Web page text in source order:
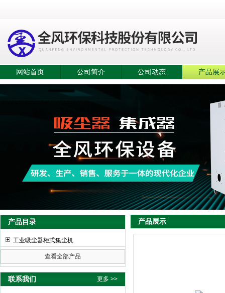
网站首页 公司简介 公司动态 产品展
产品目录
工业吸尘器柜式集尘机
查看全部产品
联系我们 更多 >>
产品展示